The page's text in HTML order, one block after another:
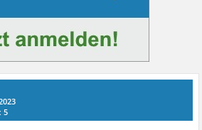
5